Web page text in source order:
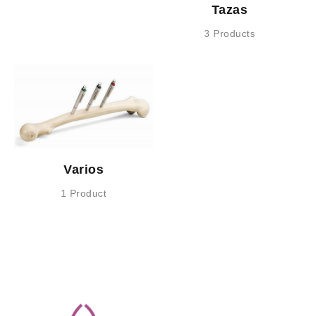
Tazas
3 Products
Varios
1 Product